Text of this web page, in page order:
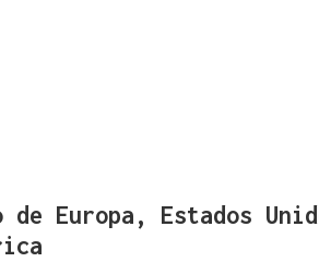
Europa, Estados